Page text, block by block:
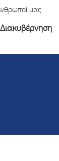
μας
Διακυβέρνηση